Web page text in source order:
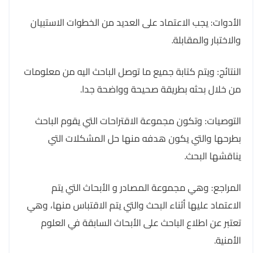
الأدوات: يجب الاعتماد على العديد من الخطوات الاستبيان
والاختبار والمقابلة.
النتائج: ويتم كتابة جميع ما توصل الباحث اليه من معلومات
من خلال بحثه بطريقة صحيحة وواضحة جدا.
التوصيات: وتكون مجموعة الاقتراحات التي يقوم الباحث
بطرحها والتي يكون هدفه منها حل المشكلات التي
يناقشها البحث.
المراجع: وهي مجموعة المصادر و الأبحاث التي يتم
الاعتماد عليها أثناء البحث والتي يتم الاقتباس منها، وهي
تعتبر عن اطلاع الباحث على الأبحاث السابقة في العلوم
الأمنية.